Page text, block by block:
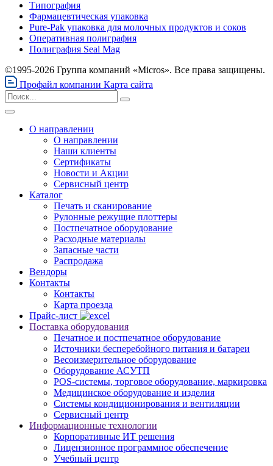
Типография
Фармацевтическая упаковка
Pure-Pak упаковка для молочных продуктов и соков
Оперативная полиграфия
Полиграфия Seal Mag
©1995-2026 Группа компаний «Micros». Все права защищены.
Профайл компании Карта сайта
О направлении
О направлении
Наши клиенты
Сертификаты
Новости и Акции
Сервисный центр
Каталог
Печать и сканирование
Рулонные режущие плоттеры
Постпечатное оборудование
Расходные материалы
Запасные части
Распродажа
Вендоры
Контакты
Контакты
Карта проезда
Прайс-лист
Поставка оборудования
Печатное и постпечатное оборудование
Источники бесперебойного питания и батареи
Весоизмерительное оборудование
Оборудование АСУТП
POS-системы, торговое оборудование, маркировка
Медицинское оборудование и изделия
Системы кондиционирования и вентиляции
Сервисный центр
Информационные технологии
Корпоративные ИТ решения
Лицензионное программное обеспечение
Учебный центр